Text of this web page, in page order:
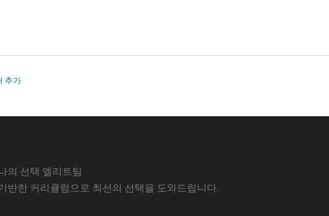
추가
의 선택 엘리트팀
반한 커리큘럼으로 최선의 선택을 도와드립니다.